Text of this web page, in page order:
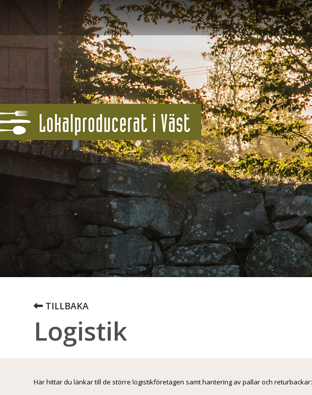
TILLBAKA
Logistik
Här hittar du länkar till de större logistikföretagen samt hantering av pallar och returbackar: